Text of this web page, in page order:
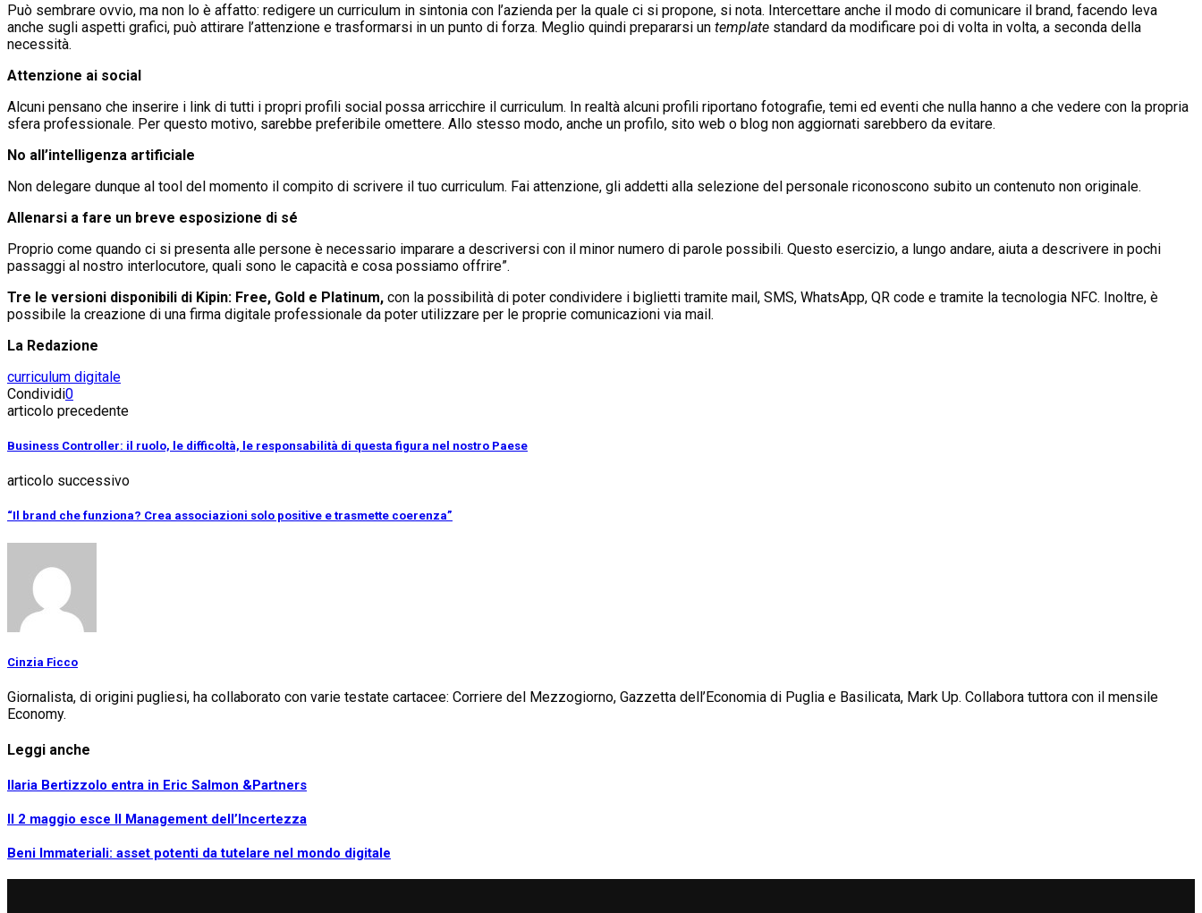
Può sembrare ovvio, ma non lo è affatto: redigere un curriculum in sintonia con l’azienda per la quale ci si propone, si nota. Intercettare anche il modo di comunicare il brand, facendo leva
anche sugli aspetti grafici, può attirare l’attenzione e trasformarsi in un punto di forza. Meglio quindi prepararsi un template standard da modificare poi di volta in volta, a seconda della
necessità.
Attenzione ai social
Alcuni pensano che inserire i link di tutti i propri profili social possa arricchire il curriculum. In realtà alcuni profili riportano fotografie, temi ed eventi che nulla hanno a che vedere con la propria
sfera professionale. Per questo motivo, sarebbe preferibile omettere. Allo stesso modo, anche un profilo, sito web o blog non aggiornati sarebbero da evitare.
No all’intelligenza artificiale
Non delegare dunque al tool del momento il compito di scrivere il tuo curriculum. Fai attenzione, gli addetti alla selezione del personale riconoscono subito un contenuto non originale.
Allenarsi a fare un breve esposizione di sé
Proprio come quando ci si presenta alle persone è necessario imparare a descriversi con il minor numero di parole possibili. Questo esercizio, a lungo andare, aiuta a descrivere in pochi
passaggi al nostro interlocutore, quali sono le capacità e cosa possiamo offrire”.
Tre le versioni disponibili di Kipin: Free, Gold e Platinum, con la possibilità di poter condividere i biglietti tramite mail, SMS, WhatsApp, QR code e tramite la tecnologia NFC. Inoltre, è
possibile la creazione di una firma digitale professionale da poter utilizzare per le proprie comunicazioni via mail.
La Redazione
curriculum digitale
Condividi0
articolo precedente
Business Controller: il ruolo, le difficoltà, le responsabilità di questa figura nel nostro Paese
articolo successivo
“Il brand che funziona? Crea associazioni solo positive e trasmette coerenza”
Cinzia Ficco
Giornalista, di origini pugliesi, ha collaborato con varie testate cartacee: Corriere del Mezzogiorno, Gazzetta dell’Economia di Puglia e Basilicata, Mark Up. Collabora tuttora con il mensile
Economy.
Leggi anche
Ilaria Bertizzolo entra in Eric Salmon &Partners
Il 2 maggio esce Il Management dell’Incertezza
Beni Immateriali: asset potenti da tutelare nel mondo digitale